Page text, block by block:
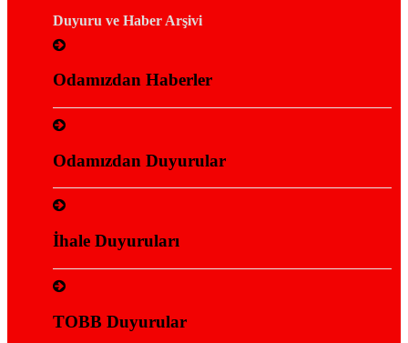
Duyuru ve Haber Arşivi
Odamızdan Haberler
Odamızdan Duyurular
İhale Duyuruları
TOBB Duyurular